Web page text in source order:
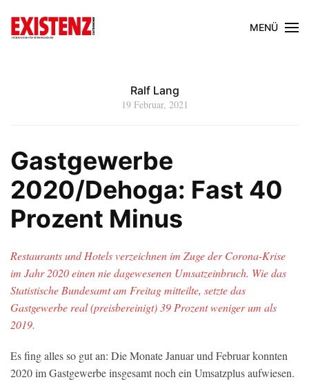
MENÜ
Ralf Lang
19 Februar, 2021
Gastgewerbe
2020/Dehoga: Fast 40
Prozent Minus
Restaurants und Hotels verzeichnen im Zuge der Corona-Krise
im Jahr 2020 einen nie dagewesenen Umsatzeinbruch. Wie das
Statistische Bundesamt am Freitag mitteilte, setzte das
Gastgewerbe real (preisbereinigt) 39 Prozent weniger um als
2019.
Es fing alles so gut an: Die Monate Januar und Februar konnten
2020 im Gastgewerbe insgesamt noch ein Umsatzplus aufwiesen.